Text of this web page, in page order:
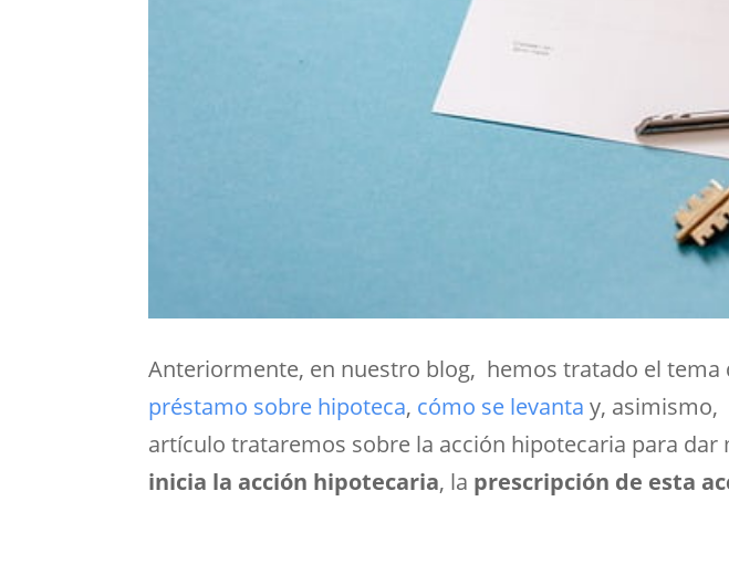
Anteriormente, en nuestro blog, hemos tratado el tema
préstamo sobre hipoteca, cómo se levanta y, asimismo,
artículo trataremos sobre la acción hipotecaria para dar
inicia la acción hipotecaria, la prescripción de esta